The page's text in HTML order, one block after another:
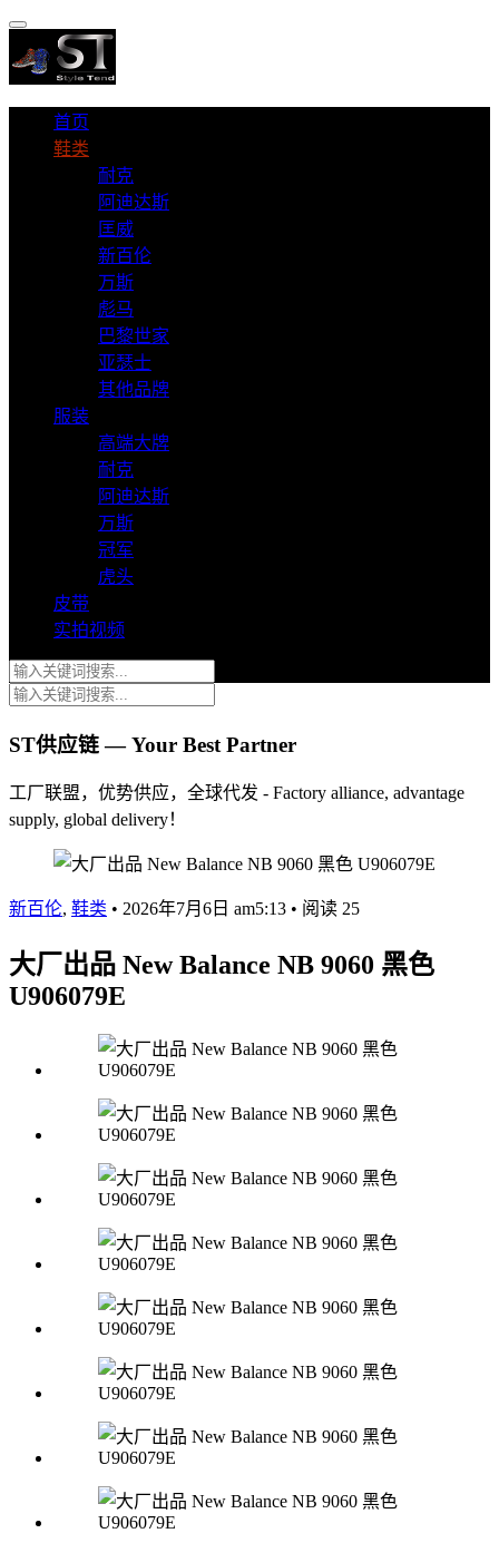
首页
鞋类
耐克
阿迪达斯
匡威
新百伦
万斯
彪马
巴黎世家
亚瑟士
其他品牌
服装
高端大牌
耐克
阿迪达斯
万斯
冠军
虎头
皮带
实拍视频
ST供应链 — Your Best Partner
工厂联盟，优势供应，全球代发 - Factory alliance, advantage
supply, global delivery！
新百伦, 鞋类 • 2026年7月6日 am5:13 • 阅读 25
大厂出品 New Balance NB 9060 黑色
U906079E